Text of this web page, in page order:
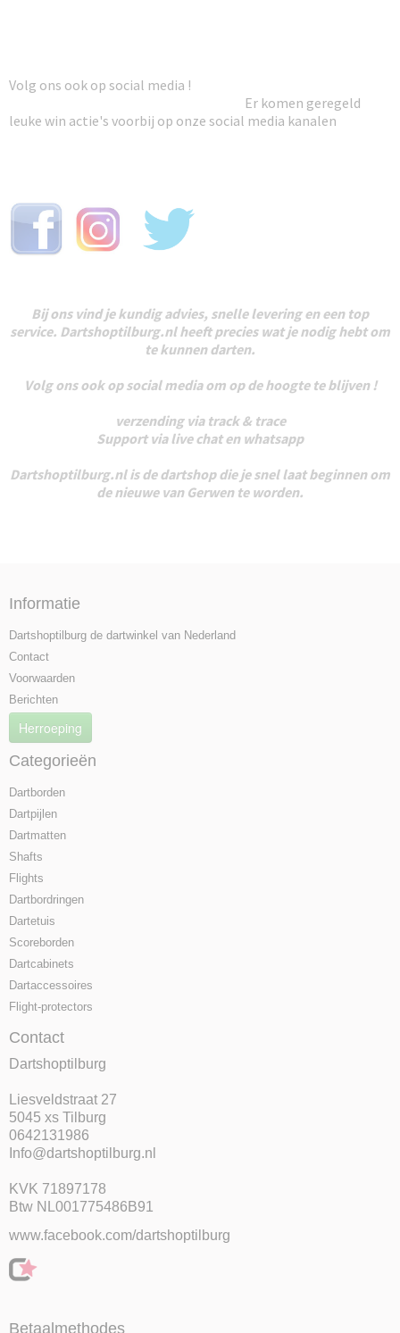
Volg ons ook op social media !
Er komen geregeld
leuke win actie's voorbij op onze social media kanalen
Bij ons vind je kundig advies, snelle levering en een top
service. Dartshoptilburg.nl heeft precies wat je nodig hebt om
te kunnen darten.
Volg ons ook op social media om op de hoogte te blijven !
verzending via track & trace
Support via live chat en whatsapp
Dartshoptilburg.nl is de dartshop die je snel laat beginnen om
de nieuwe van Gerwen te worden.
Informatie
Dartshoptilburg de dartwinkel van Nederland
Contact
Voorwaarden
Berichten
Herroeping
Categorieën
Dartborden
Dartpijlen
Dartmatten
Shafts
Flights
Dartbordringen
Dartetuis
Scoreborden
Dartcabinets
Dartaccessoires
Flight-protectors
Contact
Dartshoptilburg
Liesveldstraat 27
5045 xs Tilburg
0642131986
Info@dartshoptilburg.nl
KVK 71897178
Btw NL001775486B91
www.facebook.com/dartshoptilburg
Betaalmethodes